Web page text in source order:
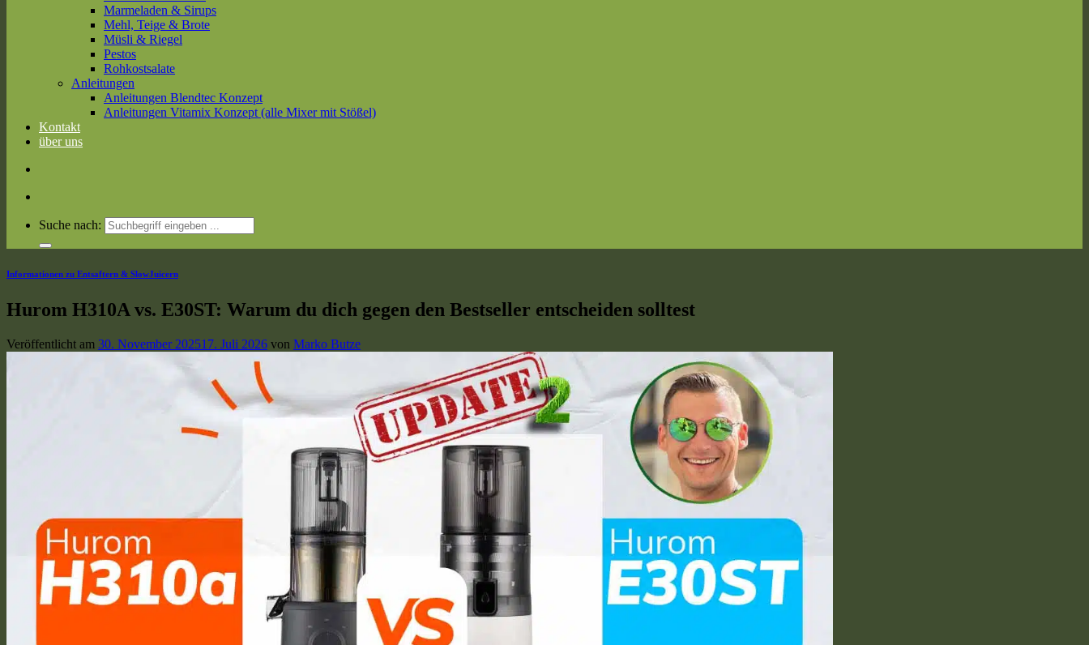
Marmeladen & Sirups
Mehl, Teige & Brote
Müsli & Riegel
Pestos
Rohkostsalate
Anleitungen
Anleitungen Blendtec Konzept
Anleitungen Vitamix Konzept (alle Mixer mit Stößel)
Kontakt
über uns
Suche nach:
Informationen zu Entsaftern & SlowJuicern
Hurom H310A vs. E30ST: Warum du dich gegen den Bestseller entscheiden solltest
Veröffentlicht am 30. November 202517. Juli 2026 von Marko Butze